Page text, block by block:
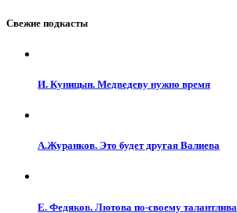
Свежие подкасты
И. Куницын. Медведеву нужно время
А.Журанков. Это будет другая Валиева
Е. Федяков. Лютова по-своему талантлива